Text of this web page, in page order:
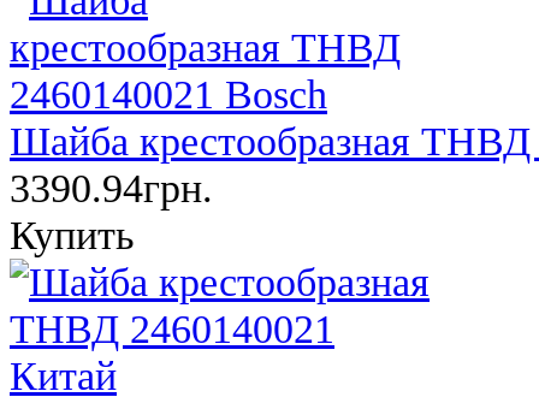
Шайба крестообразная ТНВД
3390.94грн.
Купить